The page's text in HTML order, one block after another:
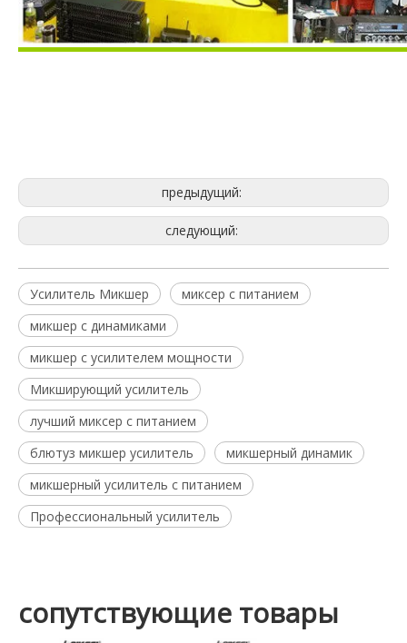
предыдущий:
следующий:
Усилитель Микшер
миксер с питанием
микшер с динамиками
микшер с усилителем мощности
Микширующий усилитель
лучший миксер с питанием
блютуз микшер усилитель
микшерный динамик
микшерный усилитель с питанием
Профессиональный усилитель
сопутствующие товары